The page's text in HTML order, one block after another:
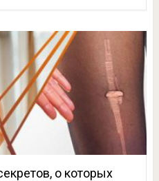
о которых